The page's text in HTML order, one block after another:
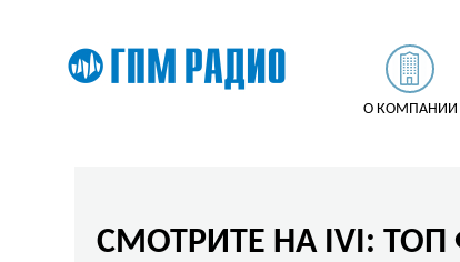
О КОМПАНИИ
СМОТРИТЕ НА IVI: